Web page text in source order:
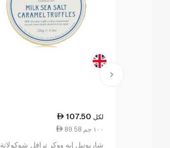
107.50 لكل
89.58 ١٠٠ جم
شاربونيل إيه ووكر ترافل شوكولاتة